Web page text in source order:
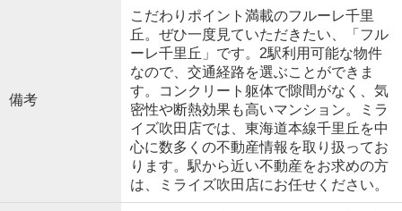
備考
こだわりポイント満載のフルーレ千里
丘。ぜひ一度見ていただきたい、「フル
ーレ千里丘」です。2駅利用可能な物件
なので、交通経路を選ぶことができま
す。コンクリート躯体で隙間がなく、気
密性や断熱効果も高いマンション。ミラ
イズ吹田店では、東海道本線千里丘を中
心に数多くの不動産情報を取り扱ってお
ります。駅から近い不動産をお求めの方
は、ミライズ吹田店にお任せください。